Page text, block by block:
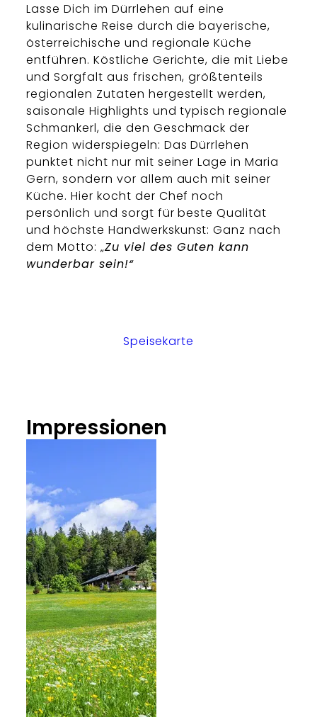
Lasse Dich im Dürrlehen auf eine
kulinarische Reise durch die bayerische,
österreichische und regionale Küche
entführen. Köstliche Gerichte, die mit Liebe
und Sorgfalt aus frischen, größtenteils
regionalen Zutaten hergestellt werden,
saisonale Highlights und typisch regionale
Schmankerl, die den Geschmack der
Region widerspiegeln: Das Dürrlehen
punktet nicht nur mit seiner Lage in Maria
Gern, sondern vor allem auch mit seiner
Küche. Hier kocht der Chef noch
persönlich und sorgt für beste Qualität
und höchste Handwerkskunst: Ganz nach
dem Motto: „Zu viel des Guten kann
wunderbar sein!“
Speisekarte
Impressionen